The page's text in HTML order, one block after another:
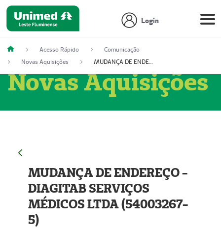
Login
Acesso Rápido
Comunicação
Novas Aquisições
MUDANÇA DE ENDEREÇO - DIAGITAB SERVIÇOS MÉDICOS LTDA (54003267-5)
Novas Aquisições
MUDANÇA DE ENDEREÇO -
DIAGITAB SERVIÇOS
MÉDICOS LTDA (54003267-
5)